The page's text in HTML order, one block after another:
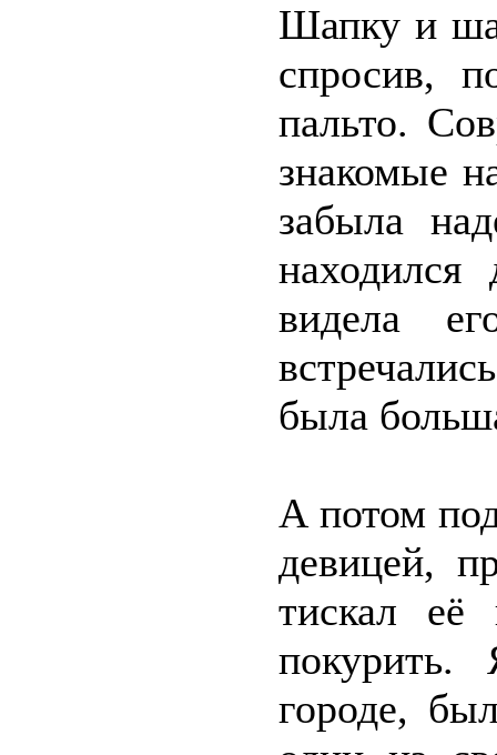
Шапку и
спросив,
пальто.
знакомые
забыла
видела
была
А потом
девицей,
тискал
городе,